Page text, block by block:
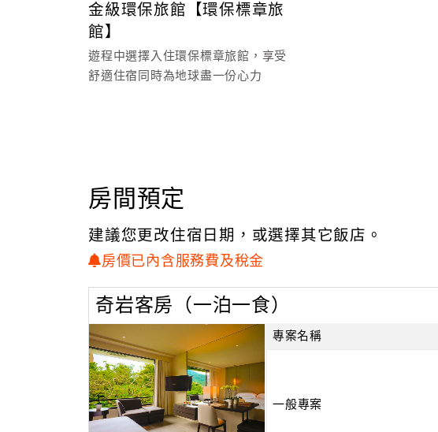
這也就是《大地酒店》
～ 一處飄逸著女性的慵懶情調，
擁您入懷的人間靜謐之地。
金級環保旅館【環保標章旅
館】
遊程中選擇入住環保標章旅館，享受
舒適住宿同時為地球盡一份心力
房間預定
建議您更改住宿日期，或選擇其它飯店。
房價已內含服務費及稅金
奇岩客房（一泊一食）
專案名稱
一般專案